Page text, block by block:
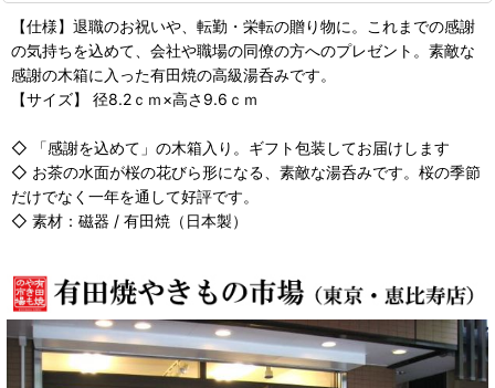
【仕様】退職のお祝いや、転勤・栄転の贈り物に。これまでの感謝
の気持ちを込めて、会社や職場の同僚の方へのプレゼント。素敵な
感謝の木箱に入った有田焼の高級湯呑みです。
【サイズ】 径8.2ｃｍ×高さ9.6ｃｍ
◇ 「感謝を込めて」の木箱入り。ギフト包装してお届けします
◇ お茶の水面が桜の花びら形になる、素敵な湯呑みです。桜の季節
だけでなく一年を通して好評です。
◇ 素材：磁器 / 有田焼（日本製）